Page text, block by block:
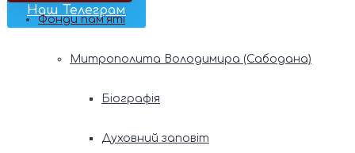
Наш Телеграм
Фонди пам’яті
Митрополита Володимира (Сабодана)
Біографія
Духовний заповіт